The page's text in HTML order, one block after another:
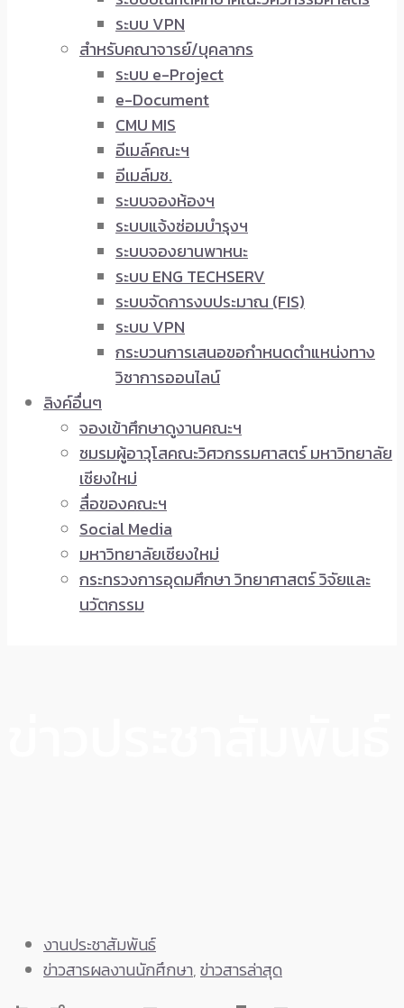
ระบบ VPN
สำหรับคณาจารย์/บุคลากร
ระบบ e-Project
e-Document
CMU MIS
อีเมล์คณะฯ
อีเมล์มช.
ระบบจองห้องฯ
ระบบแจ้งซ่อมบำรุงฯ
ระบบจองยานพาหนะ
ระบบ ENG TECHSERV
ระบบจัดการงบประมาณ (FIS)
ระบบ VPN
กระบวนการเสนอขอกำหนดตำแหน่งทาง
วิชาการออนไลน์
ลิงค์อื่นๆ
จองเข้าศึกษาดูงานคณะฯ
ชมรมผู้อาวุโสคณะวิศวกรรมศาสตร์ มหาวิทยาลัย
เชียงใหม่
สื่อของคณะฯ
Social Media
มหาวิทยาลัยเชียงใหม่
กระทรวงการอุดมศึกษา วิทยาศาสตร์ วิจัยและ
นวัตกรรม
งานประชาสัมพันธ์
ข่าวสารผลงานนักศึกษา,ข่าวสารล่าสุด